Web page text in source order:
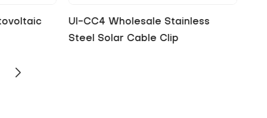
UI-CC5 Stainless Steel Frame
Clips for Solar Cable